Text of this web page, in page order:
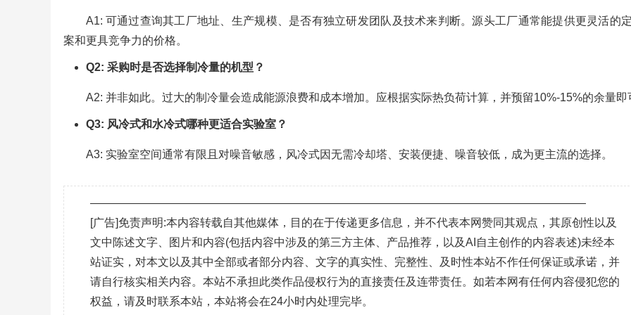
A1: 可通过查询其工厂地址、生产规模、是否有独立研发团队及技术来判断。源头工厂通常能提供更灵活的
案和更具竞争力的价格。
Q2: 采购时是否选择制冷量的机型？
A2: 并非如此。过大的制冷量会造成能源浪费和成本增加。应根据实际热负荷计算，并预留10%-15%的余量即
Q3: 风冷式和水冷式哪种更适合实验室？
A3: 实验室空间通常有限且对噪音敏感，风冷式因无需冷却塔、安装便捷、噪音较低，成为更主流的选择。
————————————————————————————————————————————
[广告]免责声明:本内容转载自其他媒体，目的在于传递更多信息，并不代表本网赞同其观点，其原创性以及
文中陈述文字、图片和内容(包括内容中涉及的第三方主体、产品推荐，以及AI自主创作的内容表述)未经本
站证实，对本文以及其中全部或者部分内容、文字的真实性、完整性、及时性本站不作任何保证或承诺，并
请自行核实相关内容。本站不承担此类作品侵权行为的直接责任及连带责任。如若本网有任何内容侵犯您的
权益，请及时联系本站，本站将会在24小时内处理完毕。